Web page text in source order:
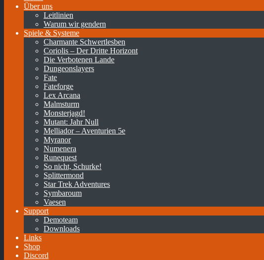
Über uns
Leitlinien
Warum wir gendern
Spiele & Systeme
Charmante Schwertlesben
Coriolis – Der Dritte Horizont
Die Verbotenen Lande
Dungeonslayers
Fate
Fateforge
Lex Arcana
Malmsturm
Monsterjagd!
Mutant: Jahr Null
Melliador – Aventurien 5e
Myranor
Numenera
Runequest
So nicht, Schurke!
Splittermond
Star Trek Adventures
Symbaroum
Vaesen
Support
Demoteam
Downloads
Links
Shop
Discord